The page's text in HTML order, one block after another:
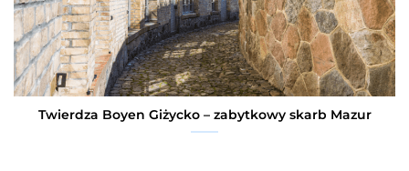
Twierdza Boyen Giżycko – zabytkowy skarb Mazur